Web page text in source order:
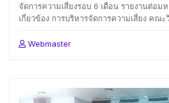
จัดการความเสี่ยงรอบ 6 เดือน รายงานต่อม
เกี่ยวข้อง การบริหารจัดการความเสี่ยง คณ
Webmaster